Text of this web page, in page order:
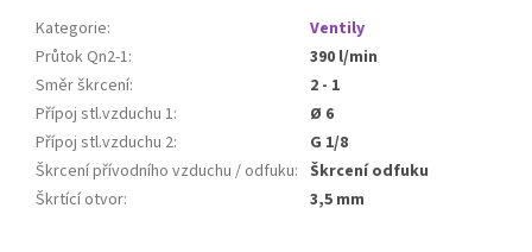
Kategorie:
Ventily
Průtok Qn2-1:
390 l/min
Směr škrcení:
2 - 1
Přípoj stl.vzduchu 1:
Ø 6
Přípoj stl.vzduchu 2:
G 1/8
Škrcení přívodního vzduchu / odfuku: Škrcení odfuku
Škrtící otvor: 3,5 mm